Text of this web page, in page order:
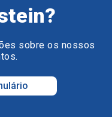
sobre os nossos